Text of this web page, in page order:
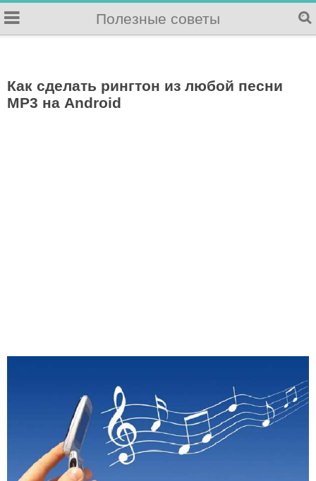
Полезные советы
Как сделать рингтон из любой песни
MP3 на Android